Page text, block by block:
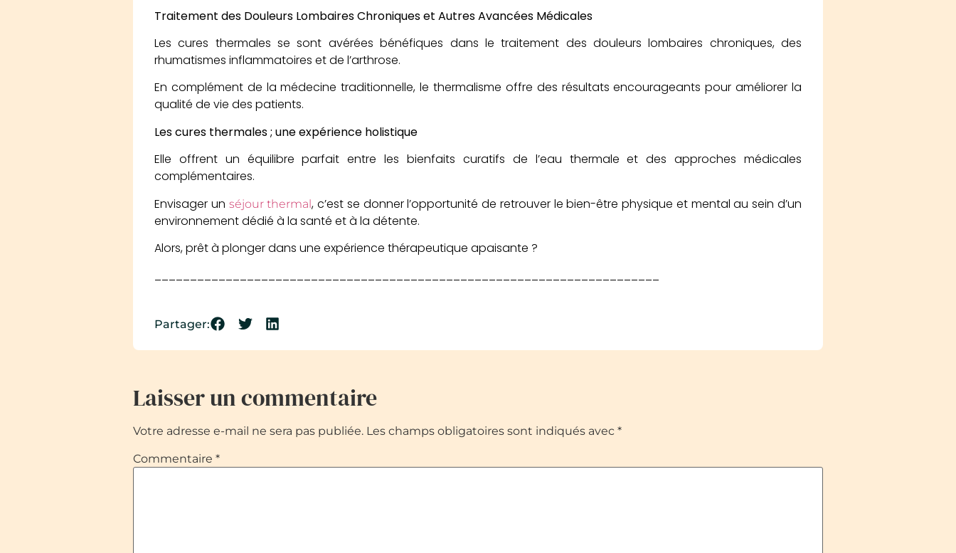
Traitement des Douleurs Lombaires Chroniques et Autres Avancées Médicales
Les cures thermales se sont avérées bénéfiques dans le traitement des douleurs lombaires chroniques, des
rhumatismes inflammatoires et de l’arthrose.
En complément de la médecine traditionnelle, le thermalisme offre des résultats encourageants pour améliorer la
qualité de vie des patients.
Les cures thermales ; une expérience holistique
Elle offrent un équilibre parfait entre les bienfaits curatifs de l’eau thermale et des approches médicales
complémentaires.
Envisager un séjour thermal, c’est se donner l’opportunité de retrouver le bien-être physique et mental au sein d’un
environnement dédié à la santé et à la détente.
Alors, prêt à plonger dans une expérience thérapeutique apaisante ?
Partager:
Laisser un commentaire
Votre adresse e-mail ne sera pas publiée. Les champs obligatoires sont indiqués avec *
Commentaire *